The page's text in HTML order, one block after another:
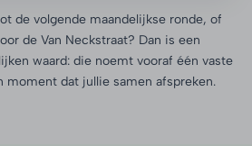
de volgende maandelijkse ronde, of
de Van Neckstraat? Dan is een
waard: die noemt vooraf één vaste
moment dat jullie samen afspreken.